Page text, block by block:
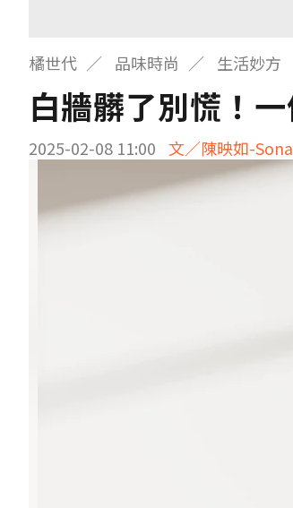
橘世代 品味時尚 生活妙方
白牆髒了別慌！
2025-02-08 11:00 文／陳映如-